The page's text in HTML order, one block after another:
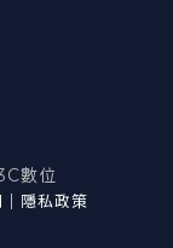
數位
隱私政策